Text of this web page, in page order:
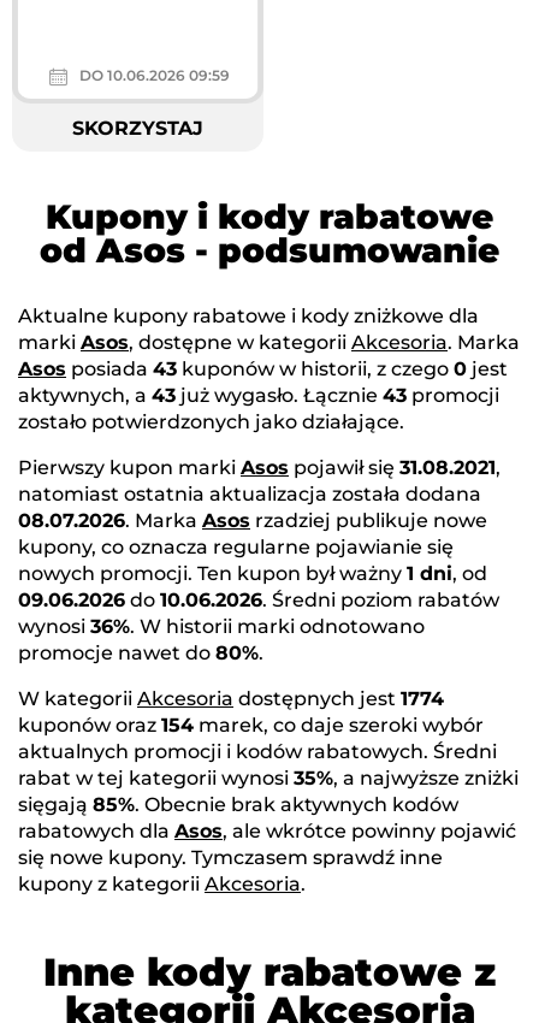
DO 10.06.2026 09:59
SKORZYSTAJ
Kupony i kody rabatowe
od Asos - podsumowanie
Aktualne kupony rabatowe i kody zniżkowe dla
marki Asos, dostępne w kategorii Akcesoria. Marka
Asos posiada 43 kuponów w historii, z czego 0 jest
aktywnych, a 43 już wygasło. Łącznie 43 promocji
zostało potwierdzonych jako działające.
Pierwszy kupon marki Asos pojawił się 31.08.2021,
natomiast ostatnia aktualizacja została dodana
08.07.2026. Marka Asos rzadziej publikuje nowe
kupony, co oznacza regularne pojawianie się
nowych promocji. Ten kupon był ważny 1 dni, od
09.06.2026 do 10.06.2026. Średni poziom rabatów
wynosi 36%. W historii marki odnotowano
promocje nawet do 80%.
W kategorii Akcesoria dostępnych jest 1774
kuponów oraz 154 marek, co daje szeroki wybór
aktualnych promocji i kodów rabatowych. Średni
rabat w tej kategorii wynosi 35%, a najwyższe zniżki
sięgają 85%. Obecnie brak aktywnych kodów
rabatowych dla Asos, ale wkrótce powinny pojawić
się nowe kupony. Tymczasem sprawdź inne
kupony z kategorii Akcesoria.
Inne kody rabatowe z
kategorii Akcesoria